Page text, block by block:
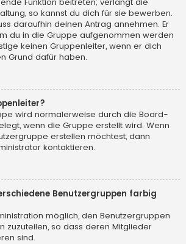
so kannst du dich für sie bewerben.
daraufhin deinen Antrag annehmen. Er
du in die Gruppe aufgenommen werden
keinen Gruppenleiter, wenn er dich
Grund dafür haben.
wird normalerweise durch die Board-
wenn die Gruppe erstellt wird. Wenn
erstellen möchtest, dann
kontaktieren.
Benutzergruppen farbig
möglich, den Benutzergruppen
zuzuteilen, so dass deren Mitglieder
sind.